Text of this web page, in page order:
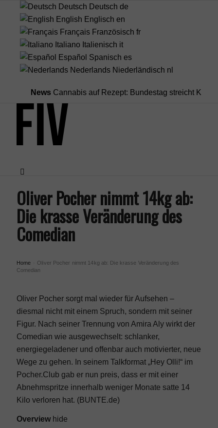
Deutsch Deutsch de
English Englisch en
Français Französisch fr
Italiano Italienisch it
Español Spanisch es
Nederlands Niederländisch nl
News Cannabis auf Rezept: Bundestag streicht
Menü
Oliver Pocher nimmt 14kg ab:
Die krasse Veränderung des
Comedian
Home
Oliver Pocher nimmt 14kg ab: Die krasse Veränderung des
Comedian
Oliver Pocher sorgt mal wieder für Aufsehen –
diesmal nicht mit einem Spruch, sondern mit seiner
Figur. Nach seiner Trennung von Amira Alywirkt der
Comedian wie ausgewechselt: schlanker,
energiegeladener und offenbar auch motivierter, neue
Wege zu gehen. In seinem Talkformat „Hey Olli!“ im
Pocher.Club gab er nun preis, dass er mit einer
Abnehmspritze innerhalb weniger Monate satte 14
Kilo verloren hat. (BUNTE.de)
Overview hide